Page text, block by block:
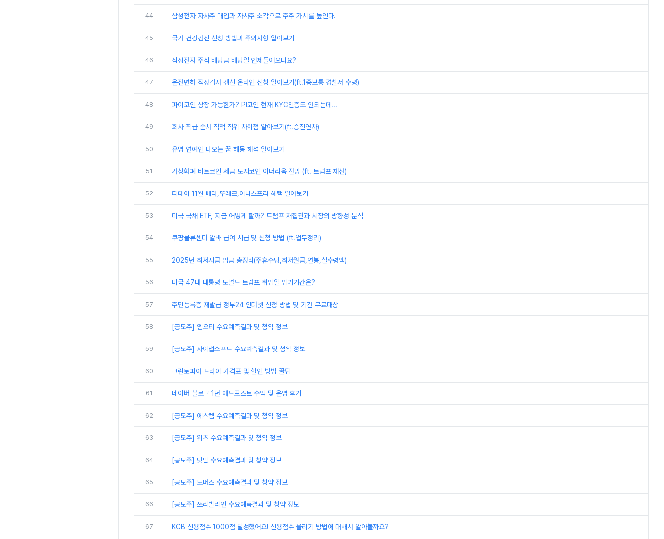
44 삼성전자 자사주 매입과 자사주 소각으로 주주 가치를 높인다.
45 국가 건강검진 신청 방법과 주의사항 알아보기
46 삼성전자 주식 배당금 배당일 언제들어오나요?
47 운전면허 적성검사 갱신 온라인 신청 알아보기(ft.1종보통 경찰서 수령)
48 파이코인 상장 가능한가? PI코인 현재 KYC인증도 안되는데...
49 회사 직급 순서 직책 직위 차이점 알아보기(ft.승진연차)
50 유명 연예인 나오는 꿈 해몽 해석 알아보기
51 가상화폐 비트코인 세금 도지코인 이더리움 전망 (ft. 트럼프 재선)
52 티데이 11월 베라,뚜레르,이니스프리 혜택 알아보기
53 미국 국채 ETF, 지금 어떻게 할까? 트럼프 재집권과 시장의 방향성 분석
54 쿠팡물류센터 알바 급여 시급 및 신청 방법 (ft.업무정리)
55 2025년 최저시급 임금 총정리(주휴수당,최저월급,연봉,실수령액)
56 미국 47대 대통령 도널드 트럼프 취임일 임기기간은?
57 주민등록증 재발급 정부24 인터넷 신청 방법 및 기간 무료대상
58 [공모주] 엠오티 수요예측결과 및 청약 정보
59 [공모주] 사이냅소프트 수요예측결과 및 청약 정보
60 크린토피아 드라이 가격표 및 할인 방법 꿀팁
61 네이버 블로그 1년 애드포스트 수익 및 운영 후기
62 [공모주] 에스켐 수요예측결과 및 청약 정보
63 [공모주] 위츠 수요예측결과 및 청약 정보
64 [공모주] 닷밀 수요예측결과 및 청약 정보
65 [공모주] 노머스 수요예측결과 및 청약 정보
66 [공모주] 쓰리빌리언 수요예측결과 및 청약 정보
67 KCB 신용점수 1000점 달성했어요! 신용점수 올리기 방법에 대해서 알아볼까요?